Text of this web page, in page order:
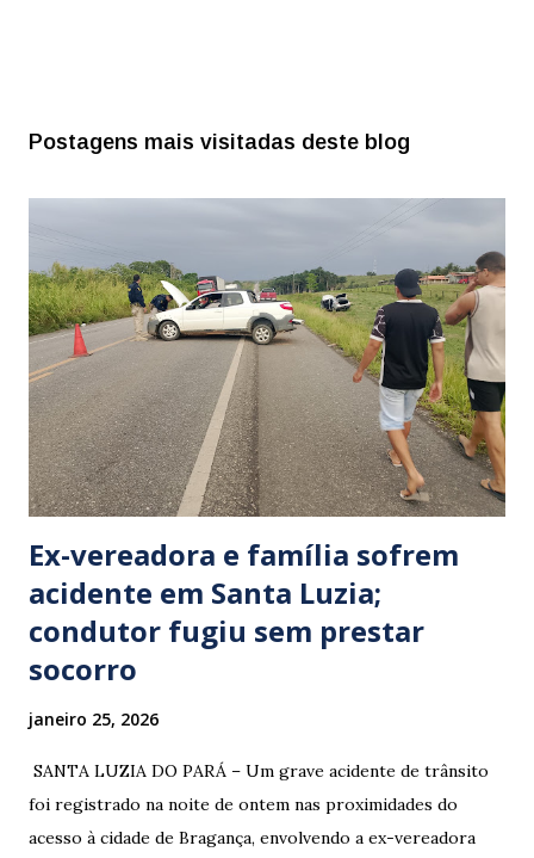
Postagens mais visitadas deste blog
Ex-vereadora e família sofrem
acidente em Santa Luzia;
condutor fugiu sem prestar
socorro
janeiro 25, 2026
​ SANTA LUZIA DO PARÁ – Um grave acidente de trânsito
foi registrado na noite de ontem nas proximidades do
acesso à cidade de Bragança, envolvendo a ex-vereadora